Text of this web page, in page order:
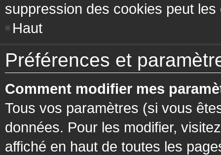
suppression des cookies peut les
Haut
Préférences et
Comment modifier mes
Tous vos paramètres (si vous
données. Pour les modifier,
affiché en haut de toutes les